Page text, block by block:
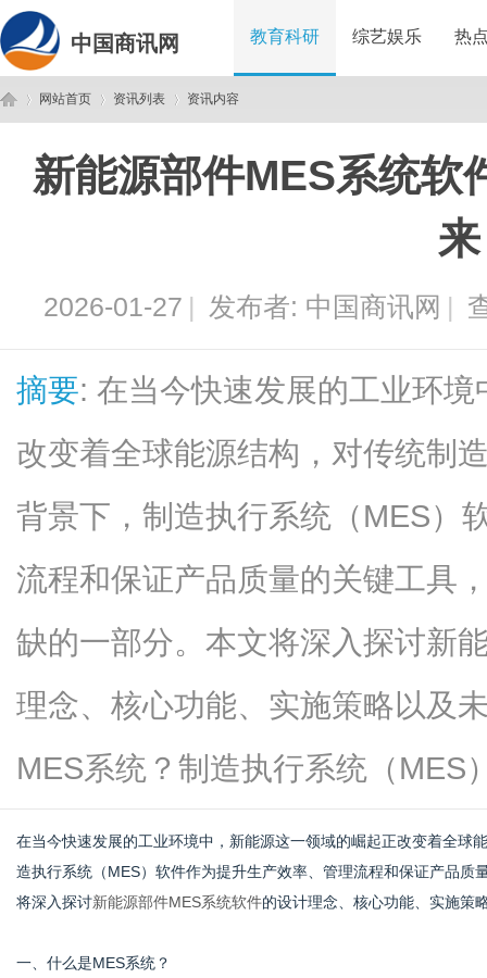
中国商讯网 教育科研 综艺娱乐 热
网站首页
›
资讯列表
›
资讯内容
新能源部件MES系统软
来
2026-01-27 | 发布者: 中国商讯网 |
摘要: 在当今快速发展的工业环
改变着全球能源结构，对传统制
背景下，制造执行系统（MES）
流程和保证产品质量的关键工具
缺的一部分。本文将深入探讨新
理念、核心功能、实施策略以及
MES系统？制造执行系统（MES
在当今快速发展的工业环境中，新能源这一领域的崛起正改变着全球
造执行系统（MES）软件作为提升生产效率、管理流程和保证产品
将深入探讨新能源部件MES系统软件的设计理念、核心功能、实施策
一、什么是MES系统？